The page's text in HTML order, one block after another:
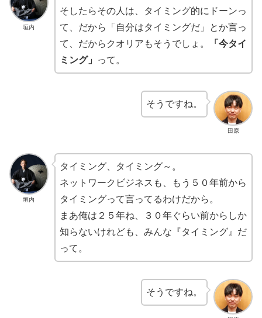
垣内
そしたらその人は、タイミング的にドーンっ
て、だから「自分はタイミングだ」とか言っ
て、だからクオリアもそうでしょ。
「今タイ
ミング」
って。
田原
そうですね。
垣内
タイミング、タイミング～。
ネットワークビジネスも、もう５０年前から
タイミングって言ってるわけだから。
まあ俺は２５年ね、３０年ぐらい前からしか
知らないけれども、みんな『タイミング』だ
って。
そうですね。